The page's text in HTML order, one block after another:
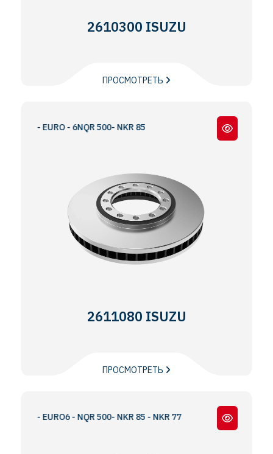
2610300 ISUZU
ПРОСМОТРЕТЬ
- EURO - 6NQR 500- NKR 85
2611080 ISUZU
ПРОСМОТРЕТЬ
- EURO6 - NQR 500- NKR 85 - NKR 77